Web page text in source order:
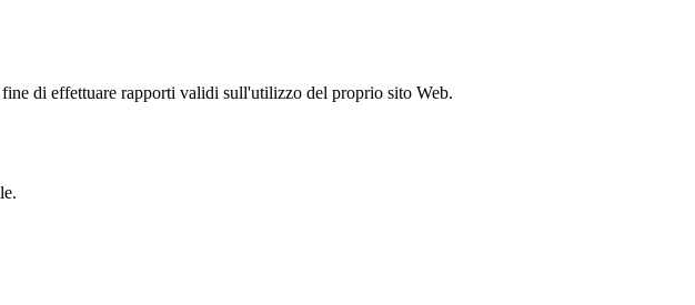
di effettuare rapporti validi sull'utilizzo del proprio sito Web.